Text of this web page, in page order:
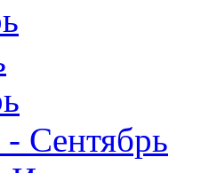
- Сентябрь